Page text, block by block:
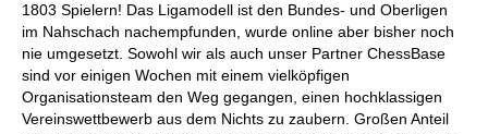
1803 Spielern! Das Ligamodell ist den Bundes- und Oberligen
im Nahschach nachempfunden, wurde online aber bisher noch
nie umgesetzt. Sowohl wir als auch unser Partner ChessBase
sind vor einigen Wochen mit einem vielköpfigen
Organisationsteam den Weg gegangen, einen hochklassigen
Vereinswettbewerb aus dem Nichts zu zaubern. Großen Anteil